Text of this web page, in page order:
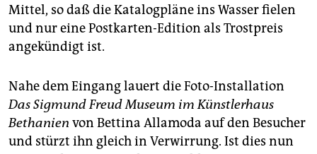
Mittel, so daß die Katalogpläne ins Wasser fielen
und nur eine Postkarten-Edition als Trostpreis
angekündigt ist.
Nahe dem Eingang lauert die Foto-Installation
Das Sigmund Freud Museum im Künstlerhaus
Bethanien von Bettina Allamoda auf den Besucher
und stürzt ihn gleich in Verwirrung. Ist dies nun